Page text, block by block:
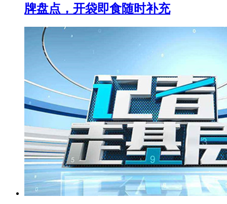
牌盘点，开袋即食随时补充